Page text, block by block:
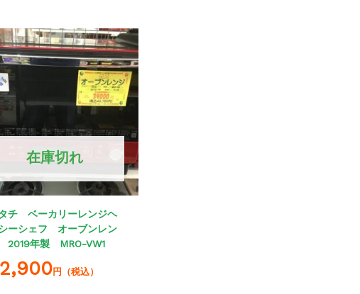
在庫切れ
チ ベーカリーレンジヘ
ーシェフ オーブンレン
2019年製 MRO-VW1
円（税込）